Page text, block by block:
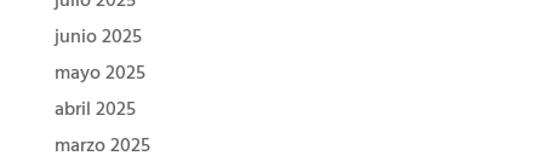
junio 2025
mayo 2025
abril 2025
marzo 2025